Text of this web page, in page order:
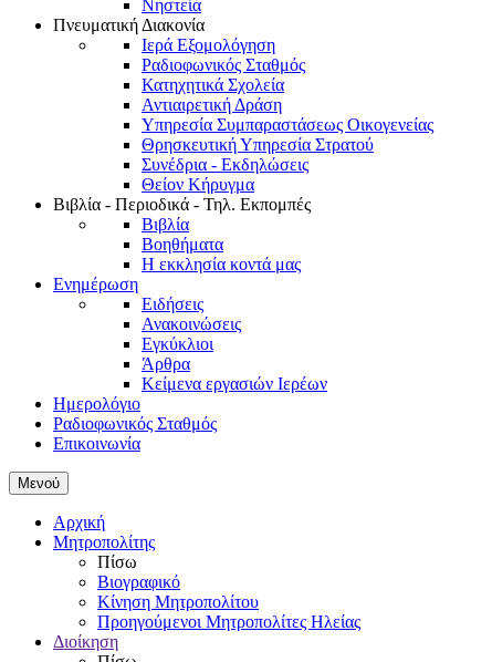
Νηστεία
Πνευματική Διακονία
Ιερά Εξομολόγηση
Ραδιοφωνικός Σταθμός
Κατηχητικά Σχολεία
Αντιαιρετική Δράση
Υπηρεσία Συμπαραστάσεως Οικογενείας
Θρησκευτική Υπηρεσία Στρατού
Συνέδρια - Εκδηλώσεις
Θείον Κήρυγμα
Βιβλία - Περιοδικά - Τηλ. Εκπομπές
Βιβλία
Βοηθήματα
Η εκκλησία κοντά μας
Ενημέρωση
Ειδήσεις
Ανακοινώσεις
Εγκύκλιοι
Άρθρα
Κείμενα εργασιών Ιερέων
Ημερολόγιο
Ραδιοφωνικός Σταθμός
Επικοινωνία
Μενού
Αρχική
Μητροπολίτης
Πίσω
Βιογραφικό
Κίνηση Μητροπολίτου
Προηγούμενοι Μητροπολίτες Ηλείας
Διοίκηση